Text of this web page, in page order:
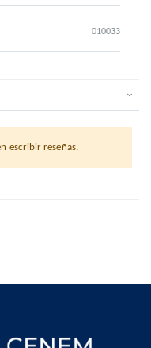
010033
escribir reseñas.